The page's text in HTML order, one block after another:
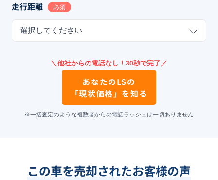
走行距離 必須
選択してください
＼他社からの電話なし！30秒で完了／
あなたのLSの
「現状価格」を知る
※一括査定のような複数者からの電話ラッシュは一切ありません
この車を売却されたお客様の声